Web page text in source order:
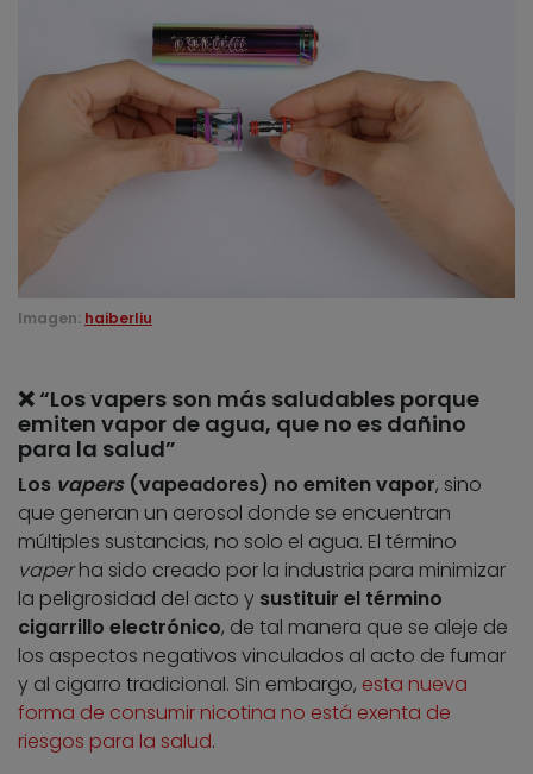
Imagen: haiberliu
❌ “Los vapers son más saludables porque
emiten vapor de agua, que no es dañino
para la salud”
Los vapers (vapeadores) no emiten vapor, sino
que generan un aerosol donde se encuentran
múltiples sustancias, no solo el agua. El término
vaperha sido creado por la industria para minimizar
la peligrosidad del acto y sustituir el término
cigarrillo electrónico, de tal manera que se aleje de
los aspectos negativos vinculados al acto de fumar
y al cigarro tradicional. Sin embargo, esta nueva
forma de consumir nicotina no está exenta de
riesgos para la salud.